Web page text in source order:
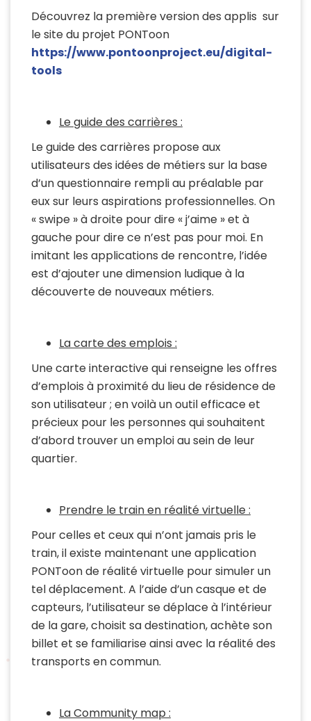
Découvrez la première version des applis sur
le site du projet PONToon
https://www.pontoonproject.eu/digital-
tools
Le guide des carrières :
Le guide des carrières propose aux
utilisateurs des idées de métiers sur la base
d’un questionnaire rempli au préalable par
eux sur leurs aspirations professionnelles. On
« swipe » à droite pour dire « j’aime » et à
gauche pour dire ce n’est pas pour moi. En
imitant les applications de rencontre, l’idée
est d’ajouter une dimension ludique à la
découverte de nouveaux métiers.
La carte des emplois :
Une carte interactive qui renseigne les offres
d’emplois à proximité du lieu de résidence de
son utilisateur ; en voilà un outil efficace et
précieux pour les personnes qui souhaitent
d’abord trouver un emploi au sein de leur
quartier.
Prendre le train en réalité virtuelle :
Pour celles et ceux qui n’ont jamais pris le
train, il existe maintenant une application
PONToon de réalité virtuelle pour simuler un
tel déplacement. A l’aide d’un casque et de
capteurs, l’utilisateur se déplace à l’intérieur
de la gare, choisit sa destination, achète son
billet et se familiarise ainsi avec la réalité des
transports en commun.
La Community map :